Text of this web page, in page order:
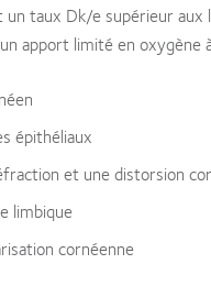
un taux Dk/e supérieur
apport limité en oxygène
épithéliaux
et une distorsion
limbique
cornéenne